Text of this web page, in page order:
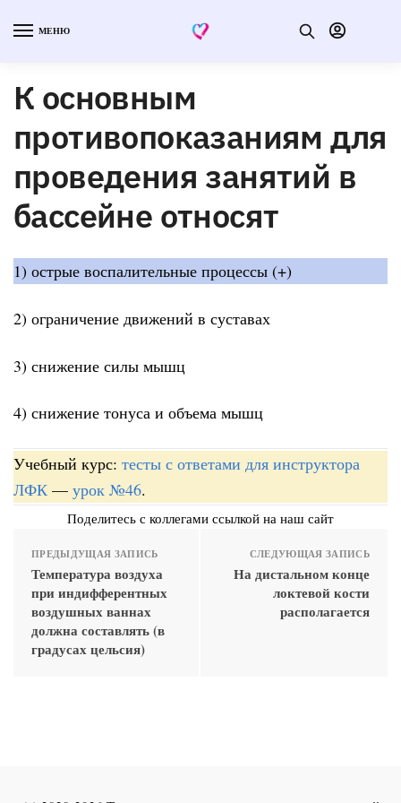
МЕНЮ
К основным
противопоказаниям для
проведения занятий в
бассейне относят
1) острые воспалительные процессы (+)
2) ограничение движений в суставах
3) снижение силы мышц
4) снижение тонуса и объема мышц
Учебный курс: тесты с ответами для инструктора
ЛФК — урок №46.
Поделитесь с коллегами ссылкой на наш сайт
ПРЕДЫДУЩАЯ ЗАПИСЬ
Температура воздуха
при индифферентных
воздушных ваннах
должна составлять (в
градусах цельсия)
СЛЕДУЮЩАЯ ЗАПИСЬ
На дистальном конце
локтевой кости
располагается